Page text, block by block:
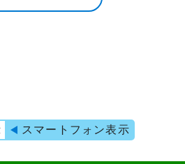
スマートフォン表示